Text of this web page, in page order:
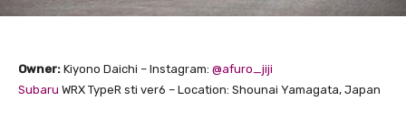
Owner: Kiyono Daichi – Instagram: @afuro_jiji
Subaru WRX TypeR sti ver6 – Location: Shounai Yamagata, Japan